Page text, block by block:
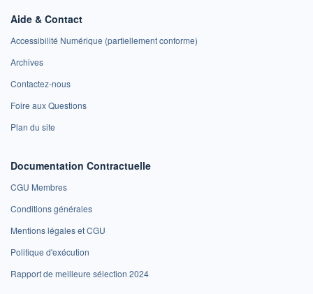
Aide & Contact
Accessibilité Numérique (partiellement conforme)
Archives
Contactez-nous
Foire aux Questions
Plan du site
Documentation Contractuelle
CGU Membres
Conditions générales
Mentions légales et CGU
Politique d'exécution
Rapport de meilleure sélection 2024